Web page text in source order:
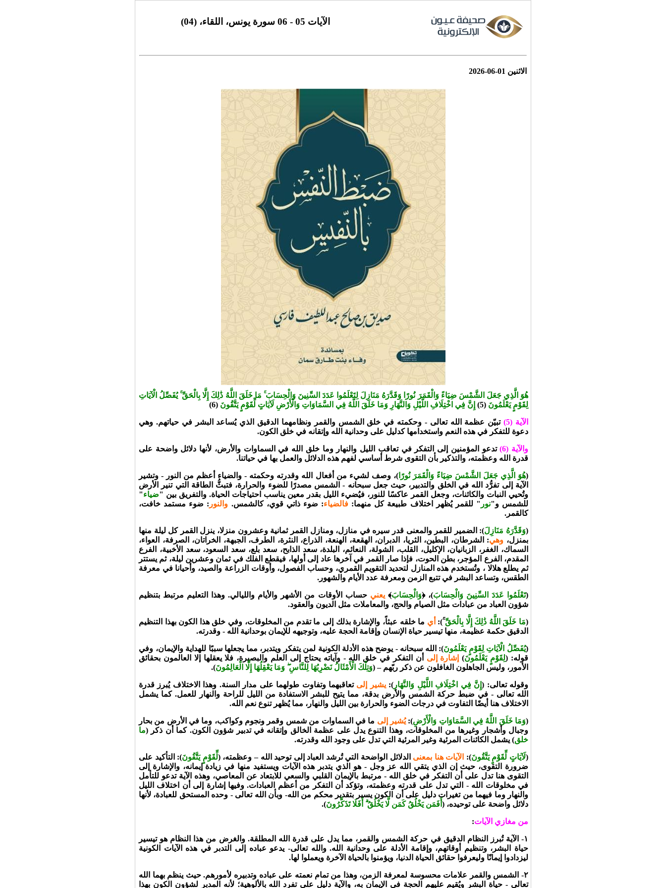
الآيات 05 - 06 سورة يونس، اللقاء، (04)
الاثنين 2026-06-01
هُوَ الَّذِي جَعَلَ الشَّمْسَ ضِيَاءً وَالْقَمَرَ نُورًا وَقَدَّرَهُ مَنَازِلَ لِتَعْلَمُوا عَدَدَ السِّنِينَ وَالْحِسَابَ ۚ مَا خَلَقَ اللَّهُ ذَٰلِكَ إِلَّا بِالْحَقِّ ۚ يُفَصِّلُ الْآيَاتِ
لِقَوْمٍ يَعْلَمُونَ (5) إِنَّ فِي اخْتِلَافِ اللَّيْلِ وَالنَّهَارِ وَمَا خَلَقَ اللَّهُ فِي السَّمَاوَاتِ وَالْأَرْضِ لَآيَاتٍ لِّقَوْمٍ يَتَّقُونَ (6)
الآية (5)
تبيّن عظمة الله تعالى - وحكمته في خلق الشمس والقمر ونظامهما الدقيق الذي يُساعد البشر في حياتهم. وهي
دعوة للتفكر في هذه النعم واستخدامها كدليل على وحدانية الله وإتقانه في خلق الكون.
والآية (6)
تدعو المؤمنين إلى التفكر في تعاقب الليل والنهار وما خلق الله في السماوات والأرض، لأنها دلائل واضحة على
قدرة الله وعظمته، والتذكير بأن التقوى شرط أساسي لفهم هذه الدلائل والعمل بها في حياتنا.
(هُوَ الَّذِي جَعَلَ الشَّمْسَ ضِيَاءً وَالْقَمَرَ نُورًا)، وصف لشيء من أفعال الله وقدرته وحكمته - والضياء أعظم من النور - وتشير
الآية إلى تفرُّد الله في الخلق والتدبير، حيث جعل سبحانه - الشمس مصدرًا للضوء والحرارة، فتبثُّ الطاقة التي تنير الأرض
وتُحيي النبات والكائنات، وجعل القمر عاكسًا للنور، فيُضيء الليل بقدر معين يناسب احتياجات الحياة. والتفريق بين "ضياء"
للشمس و"نور " للقمر يُظهر اختلاف طبيعة كل منهما: فالضياء: ضوء ذاتي قوي، كالشمس. والنور : ضوء مستمد خافت،
كالقمر.
(وَقَدَّرَهُ مَنَازِلَ): الضمير للقمر والمعنى قدر سيره في منازل، ومنازل القمر ثمانية وعشرون منزلا، ينزل القمر كل ليلة منها
بمنزل، وهي: الشرطان، البطين، الثريا، الدبران، الهقعة، الهنعة، الذراع، النثرة، الطرف، الجبهة، الخراتان، الصرفة، العواء،
السماك، الغفر، الزبانيان، الإكليل، القلب، الشولة، النعائم، البلدة، سعد الذابح، سعد بلع، سعد السعود، سعد الأخبية، الفرع
المقدم، الفرع المؤجر، بطن الحوت، فإذا صار القمر في آخرها عاد إلى أولها، فيقطع الفلك في ثمان وعشرين ليلة، ثم يستتر
ثم يطلع هلالا ، وتُستخدم هذه المنازل لتحديد التقويم القمري، وحساب الفصول، وأوقات الزراعة والصيد، وأحيانا في معرفة
الطقس، وتساعد البشر في تتبع الزمن ومعرفة عدد الأيام والشهور.
(تَعْلَمُوا عَدَدَ السِّنِينَ وَالْحِسَابَ)، ﴿وَالْحِسَابَ﴾يعني حساب الأوقات من الأشهر والأيام والليالي. وهذا التعليم مرتبط بتنظيم
شؤون العباد من عبادات مثل الصيام والحج، والمعاملات مثل الديون والعقود.
(مَا خَلَقَ اللَّهُ ذَٰلِكَ إِلَّا بِالْحَقِّۚ): أي ما خلقه عبثاً، والإشارة بذلك إلى ما تقدم من المخلوقات، وفي خلق هذا الكون بهذا التنظيم
الدقيق حكمة عظيمة، منها تيسير حياة الإنسان وإقامة الحجة عليه، وتوجيهه للإيمان بوحدانية الله - وقدرته.
(يُفَصِّلُ الْآيَاتِ لِقَوْمٍ يَعْلَمُونَ): الله سبحانه - يوضح هذه الأدلة الكونية لمن يتفكر ويتدبر، مما يجعلها سببًا للهداية والإيمان، وفي
قوله: (لِقَوْمٍ يَعْلَمُونَ)إشارة إلى أن التفكر في خلق الله - وآياته يحتاج إلى العلم والبصيرة، فلا يعقلها إلا العالمون بحقائق
الأمور، وليس الجاهلون الغافلون عن ذكر ربّهم – (وَتِلْكَ الْأَمْثَالُ نَضْرِبُهَا لِلنَّاسِ ۖ وَمَا يَعْقِلُهَا إِلَّا الْعَالِمُونَ).
وقوله تعالى: (إِنَّ فِي اخْتِلَافِ اللَّيْلِ وَالنَّهَارِ ):يشير إلى تعاقبهما وتفاوت طولهما على مدار السنة. وهذا الاختلاف يُبرز قدرة
الله تعالى - في ضبط حركة الشمس والأرض بدقة، مما يتيح للبشر الاستفادة من الليل للراحة والنهار للعمل. كما يشمل
الاختلاف هنا أيضًا التفاوت في درجات الضوء والحرارة بين الليل والنهار، مما يُظهر تنوع نعم الله.
(وَمَا خَلَقَ اللَّهُ فِي السَّمَاوَاتِ وَالْأَرْضِ):يُشير إلى ما في السماوات من شمس وقمر ونجوم وكواكب، وما في الأرض من بحار
وجبال وأشجار وغيرها من المخلوقات، وهذا التنوع يدل على عظمة الخالق وإتقانه في تدبير شؤون الكون. كما أن ذكر (ما
خلق) يشمل الكائنات المرئية وغير المرئية التي تدل على وجود الله وقدرته.
(لَآيَاتٍ لِّقَوْمٍ يَتَّقُونَ): الآيات هنا بمعنى الدلائل الواضحة التي تُرشد العباد إلى توحيد الله – وعظمته، (لِّقَوْمٍ يَتَّقُونَ): التأكيد على
ضرورة التقوى، حيث إن الذي يتقي الله عز وجل - هو الذي يتدبر هذه الآيات ويستفيد منها في زيادة إيمانه، والإشارة إلى
التقوى هنا تدل على أن التفكر في خلق الله - مرتبط بالإيمان القلبي والسعي للابتعاد عن المعاصي، وهذه الآية تدعو للتأمل
في مخلوقات الله - التي تدل على قدرته وعظمته، وتؤكد أن التفكر من أعظم العبادات. وفيها إشارة إلى أن اختلاف الليل
والنهار وما فيهما من تغيرات دليل على أن الكون يسير بتقدير محكم من الله- وبأن الله تعالى - وحده المستحق للعبادة، لأنها
دلائل واضحة على توحيده، ( أَفَمَن يَخْلُقُ كَمَن لَّا يَخْلُقُ ۗ أَفَلَا تَذَكَّرُونَ).
من مغازي الآيات:
١- الآية تُبرز النظام الدقيق في حركة الشمس والقمر، مما يدل على قدرة الله المطلقة. والغرض من هذا النظام هو تيسير
حياة البشر، وتنظيم أوقاتهم، وإقامة الأدلة على وحدانية الله. والله تعالى- يدعو عباده إلى التدبر في هذه الآيات الكونية
ليزدادوا إيمانًا وليعرفوا حقائق الحياة الدنيا، ويؤمنوا بالحياة الآخرة ويعملوا لها.
٢- الشمس والقمر علامات محسوسة لمعرفة الزمن، وهذا من تمام نعمته على عباده وتدبيره لأمورهم. حيث ينظم بهما الله
تعالى - حياة البشر ويُقيم عليهم الحجة في الإيمان به، والآية دليل على تفرد الله بالألوهية؛ لأنه المدبر لشؤون الكون بهذا